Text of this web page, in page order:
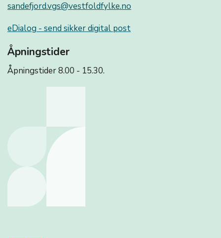
sandefjord.vgs@vestfoldfylke.no
eDialog - send sikker digital post
Åpningstider
Åpningstider 8.00 - 15.30.